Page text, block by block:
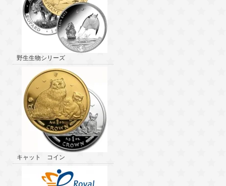
野生生物シリーズ
キャット コイン